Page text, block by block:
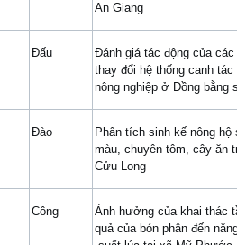
An Giang
Đấu
Đánh giá tác động của
thay đổi hệ thống canh
nông nghiệp ở Đồng bằng
Đào
Phân tích sinh kế nông hộ
màu, chuyên tôm, cây ăn
Cửu Long
Công
Ảnh hưởng của khai thác
quả của bón phân đến